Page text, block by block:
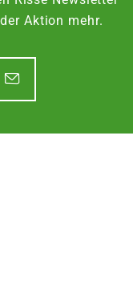
Aktion mehr.